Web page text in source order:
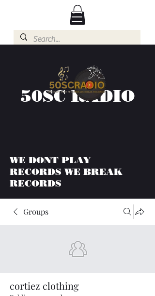
50SC RADIO
WE DONT PLAY
RECORDS WE BREAK
RECORDS
Groups
cortiez clothing